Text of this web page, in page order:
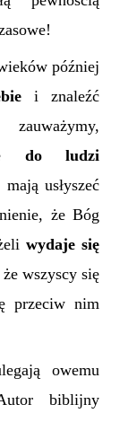
później
i znaleźć
do ludzi
usłyszeć
że Bóg
wydaje się
że wszyscy się
przeciw nim
owemu
biblijny